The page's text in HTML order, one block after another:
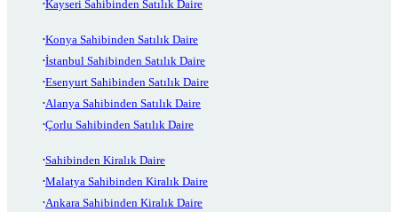
Kayseri Sahibinden Satılık Daire
Konya Sahibinden Satılık Daire
İstanbul Sahibinden Satılık Daire
Esenyurt Sahibinden Satılık Daire
Alanya Sahibinden Satılık Daire
Çorlu Sahibinden Satılık Daire
Sahibinden Kiralık Daire
Malatya Sahibinden Kiralık Daire
Ankara Sahibinden Kiralık Daire